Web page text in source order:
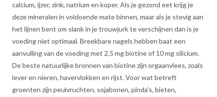
calcium, ijzer, zink, natrium en koper. Als je gezond eet krijg je
deze mineralen in voldoende mate binnen, maar als je stevig aan
het lijnen bent om slank in je trouwjurk te verschijnen dan is je
voeding niet optimaal. Breekbare nagels hebben baat een
aanvulling van de voeding met 2,5 mg biotine of 10 mg silicium.
De beste natuurlijke bronnen van biotine zijn orgaanvlees, zoals
lever en nieren, havervlokken en rijst. Voor wat betreft
groenten zijn peulvruchten, sojabonen, pinda’s, bieten,